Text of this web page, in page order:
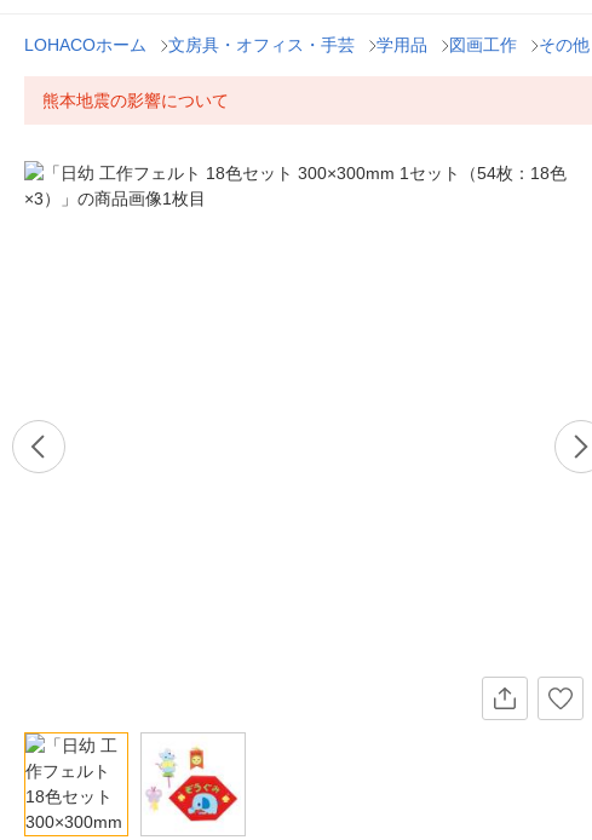
LOHACOホーム 文房具・オフィス・手芸 学用品 図画工作 その
熊本地震の影響について